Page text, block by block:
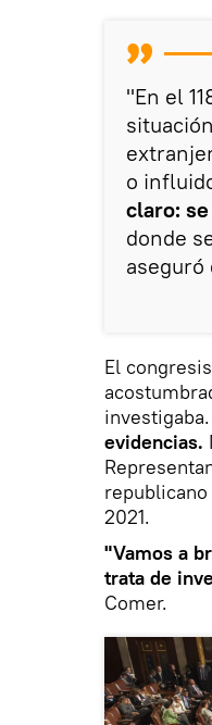
"En el
o
claro:
donde
El
investigaba.
evidencias.
2021.
"Vamos a
trata de
Comer.